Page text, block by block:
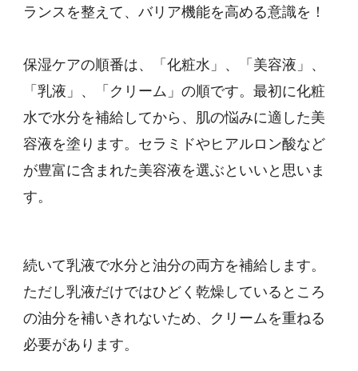
ランスを整えて、バリア機能を高める意識を！
保湿ケアの順番は、「化粧水」、「美容液」、
「乳液」、「クリーム」の順です。最初に化粧
水で水分を補給してから、肌の悩みに適した美
容液を塗ります。セラミドやヒアルロン酸など
が豊富に含まれた美容液を選ぶといいと思いま
す。
続いて乳液で水分と油分の両方を補給します。
ただし乳液だけではひどく乾燥しているところ
の油分を補いきれないため、クリームを重ねる
必要があります。